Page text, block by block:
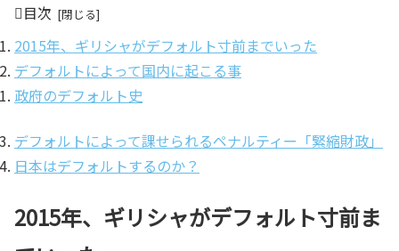
目次
2015年、ギリシャがデフォルト寸前までいった
デフォルトによって国内に起こる事
政府のデフォルト史
デフォルトによって課せられるペナルティー「緊縮財政」
日本はデフォルトするのか？
2015年、ギリシャがデフォルト寸前ま